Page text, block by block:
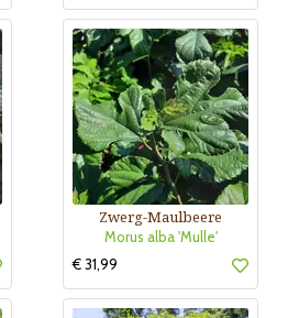
Zwerg-Maulbeere
Morus alba 'Mulle'
€ 31,99